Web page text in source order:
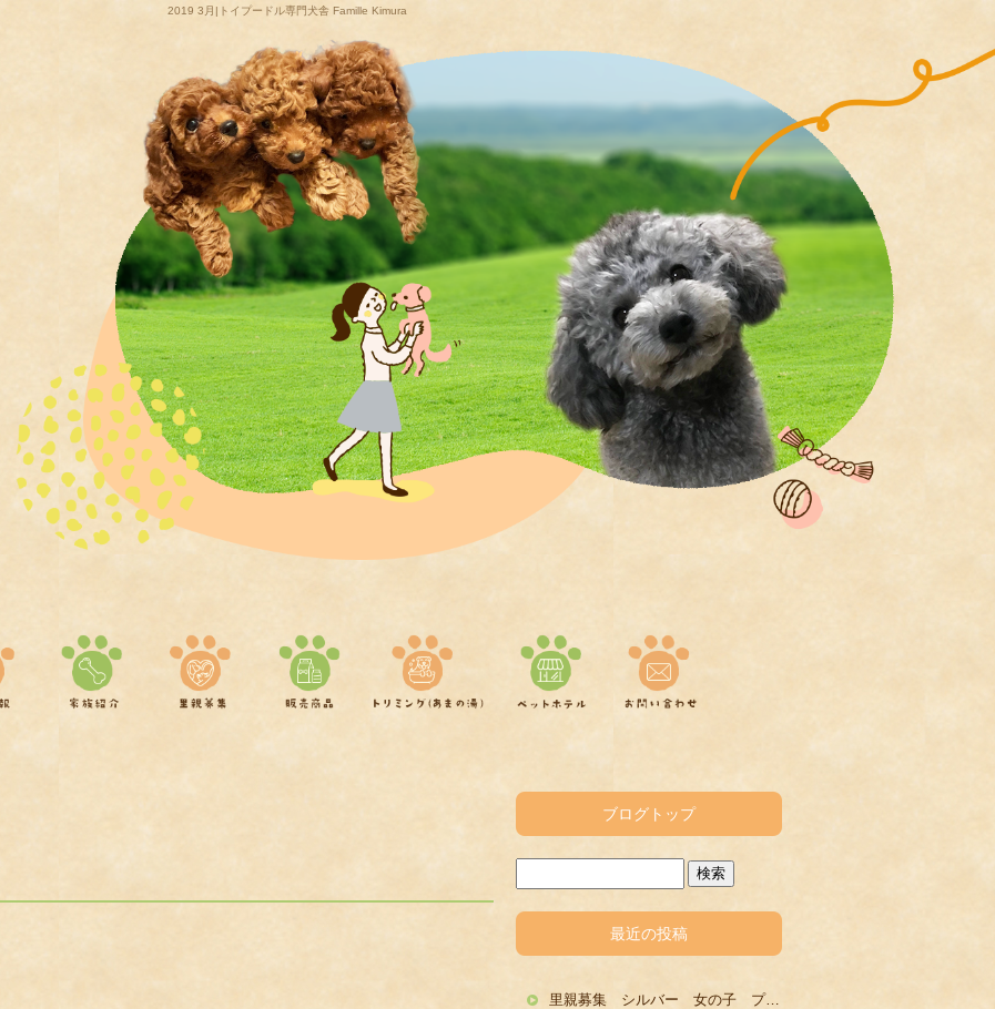
2019 3月|トイプードル専門犬舎 Famille Kimura
ブログトップ
最近の投稿
里親募集 シルバー 女の子 プードル かわいい